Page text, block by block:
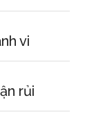
vi
rủi